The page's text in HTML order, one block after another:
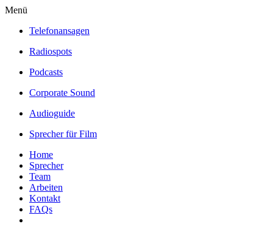
Menü
Telefonansagen
Radiospots
Podcasts
Corporate Sound
Audioguide
Sprecher für Film
Home
Sprecher
Team
Arbeiten
Kontakt
FAQs